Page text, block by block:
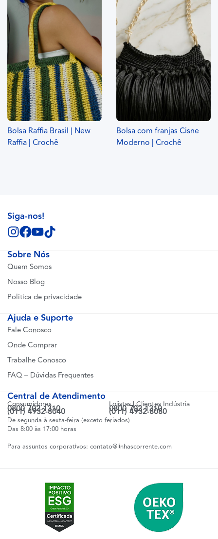
Bolsa Raffia Brasil | New
Raffia | Crochê
Bolsa com franjas Cisne
Moderno | Crochê
Sobre Nós
Quem Somos
Nosso Blog
Política de privacidade
Ajuda e Suporte
Fale Conosco
Onde Comprar
Trabalhe Conosco
FAQ – Dúvidas Frequentes
Central de Atendimento
Consumidores
0800 702 1310
(011) 4932-8040
Lojistas | Clientes Indústria
0800 702 1310
(011) 4932-8080
De segunda à sexta-feira (exceto feriados)
Das 8:00 às 17:00 horas
Para assuntos corporativos: contato@linhascorrente.com
Siga-nos!